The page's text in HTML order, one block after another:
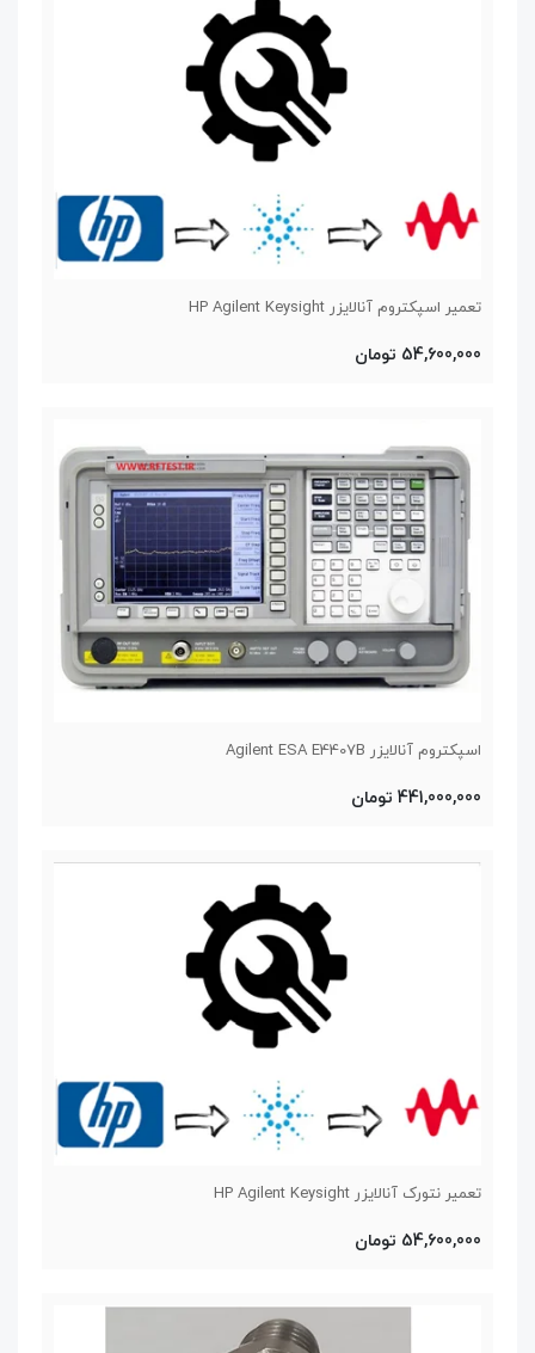
تعمیر اسپکتروم آنالایزر HP Agilent Keysight
54,600,000 تومان
اسپکتروم آنالایزر Agilent ESA E4407B
441,000,000 تومان
تعمیر نتورک آنالایزر HP Agilent Keysight
54,600,000 تومان